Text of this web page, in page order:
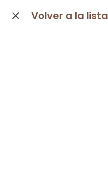
Volver a la lista